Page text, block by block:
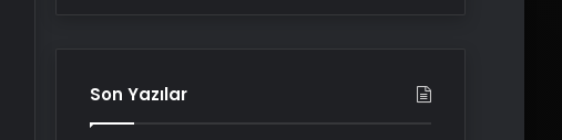
Son Yazılar